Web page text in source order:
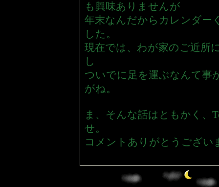
も興味ありませんが
年末なんだからカレンダー
した。
現在では、わが家のご近所
し
ついでに足を運ぶなんて事
がね。
ま、そんな話はともかく、
せ。
コメントありがとうござい